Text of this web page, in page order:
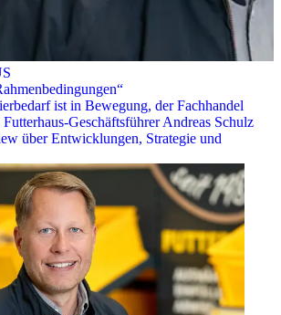
ist in Bewegung, der Fachhandel
Geschäftsführer Andreas Schulz
über Entwicklungen, Strategie und